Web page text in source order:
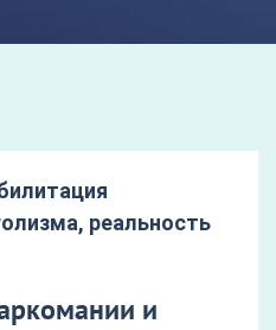
реальность
и